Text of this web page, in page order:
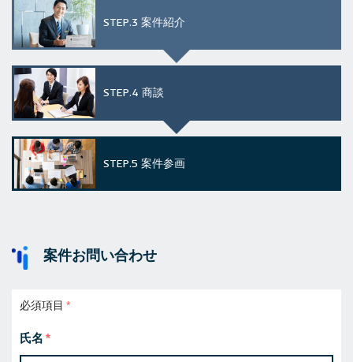
STEP.3 案件紹介
STEP.4 商談
STEP.5 案件参画
案件お問い合わせ
必須項目
氏名